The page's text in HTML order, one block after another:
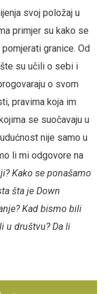
svoj položaj u
primjer su kako se
granice. Od
su učili o sebi i
o svom
pravima koja im
se suočavaju u
nije samo u
li mi odgovore na
Kako se ponašamo
šta je Down
Kad bismo bili
u društvu? Da li